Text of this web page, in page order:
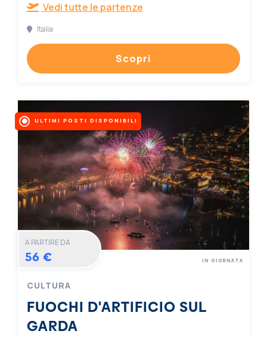
Vedi tutte le partenze
Italia
Scopri
ULTIMI POSTI DISPONIBILI
A PARTIRE DA
56 €
CULTURA
FUOCHI D'ARTIFICIO SUL
GARDA
IN GIORNATA